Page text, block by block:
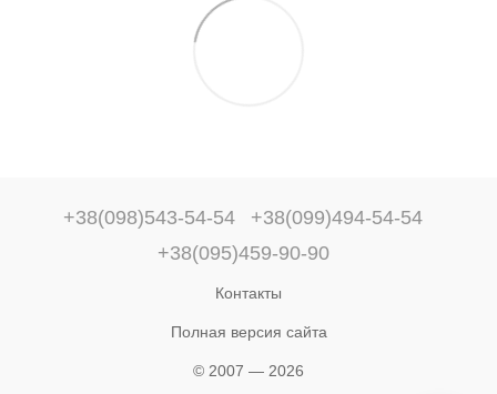
+38(098)543-54-54
+38(099)494-54-54
+38(095)459-90-90
Контакты
Полная версия сайта
© 2007 — 2026